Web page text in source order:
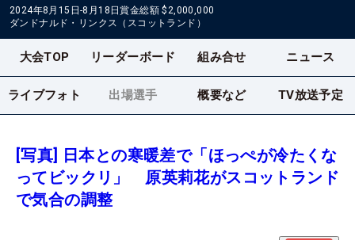
2024年8月15日-8月18日賞金総額 $2,000,000
ダンドナルド・リンクス（スコットランド）
大会TOP リーダーボード 組み合せ ニュース
ライブフォト 出場選手 概要など TV放送予定
[写真] 日本との寒暖差で「ほっぺが冷たくな
ってビックリ」 原英莉花がスコットランド
で気合の調整